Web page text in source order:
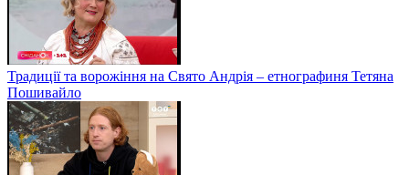
Традиції та ворожіння на Свято Андрія – етнографиня Тетяна
Пошивайло